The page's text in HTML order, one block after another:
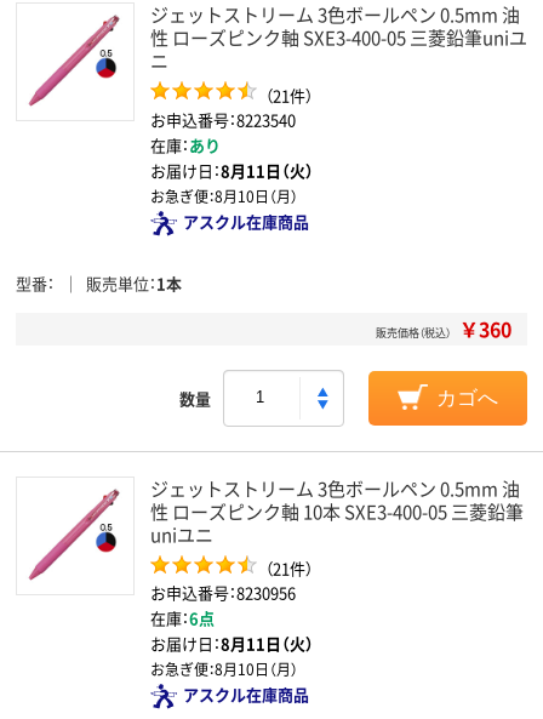
ジェットストリーム 3色ボールペン 0.5mm 油
性 ローズピンク軸 SXE3-400-05 三菱鉛筆uniユ
ニ
（21件）
お申込番号：8223540
在庫：あり
お届け日：8月11日（火）
お急ぎ便：8月10日（月）
アスクル在庫商品
型番 販売単位 1本
販売価格（税込） ￥360
数量 カゴへ
ジェットストリーム 3色ボールペン 0.5mm 油
性 ローズピンク軸 10本 SXE3-400-05 三菱鉛筆
uniユニ
（21件）
お申込番号：8230956
在庫：6点
お届け日：8月11日（火）
お急ぎ便：8月10日（月）
アスクル在庫商品